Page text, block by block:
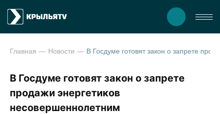
Главная Новости
В Госдуме готовят закон о запрете
продажи энергетиков
несовершеннолетним